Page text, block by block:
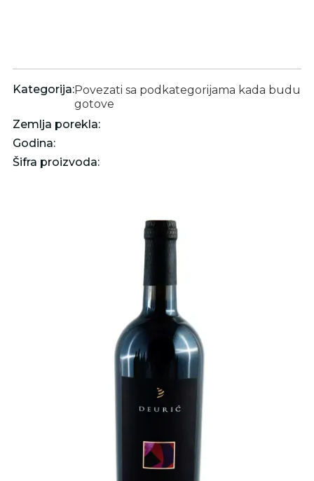
Kategorija:Povezati sa podkategorijama kada budu
gotove
Zemlja porekla:
Godina:
Šifra proizvoda: